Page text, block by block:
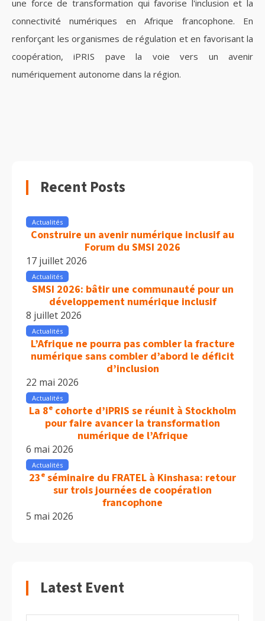
une force de transformation qui favorise l'inclusion et la
connectivité numériques en Afrique francophone. En
renforçant les organismes de régulation et en favorisant la
coopération, iPRIS pave la voie vers un avenir
numériquement autonome dans la région.
Recent Posts
Actualités
Construire un avenir numérique inclusif au
Forum du SMSI 2026
17 juillet 2026
Actualités
SMSI 2026: bâtir une communauté pour un
développement numérique inclusif
8 juillet 2026
Actualités
L’Afrique ne pourra pas combler la fracture
numérique sans combler d’abord le déficit
d’inclusion
22 mai 2026
Actualités
La 8ᵉ cohorte d’iPRIS se réunit à Stockholm
pour faire avancer la transformation
numérique de l’Afrique
6 mai 2026
Actualités
23ᵉ séminaire du FRATEL à Kinshasa: retour
sur trois journées de coopération
francophone
5 mai 2026
Latest Event